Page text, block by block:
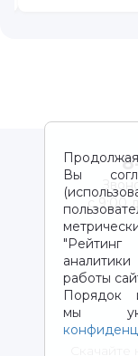
Продолжая
Вы
работы
Порядок
мы
с 9:00